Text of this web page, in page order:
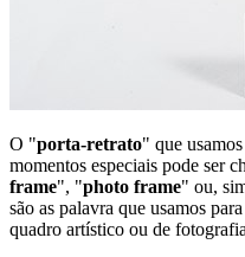
O "porta-retrato" que
momentos especiais pode ser
frame", "photo frame" ou,
são as palavra que usamos
quadro artístico ou de